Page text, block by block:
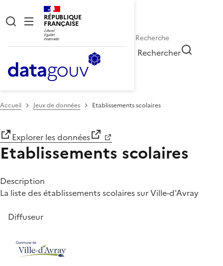
RÉPUBLIQUE
FRANÇAISE
Rechercher
Accueil Jeux de données Etablissements scolaires
Explorer les données
Etablissements scolaires
Description
La liste des établissements scolaires sur Ville-d'Avray
Diffuseur